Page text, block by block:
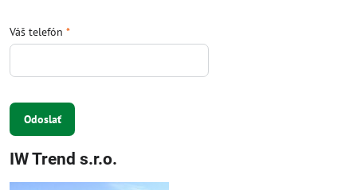
Váš telefón *
Odoslať
IW Trend s.r.o.